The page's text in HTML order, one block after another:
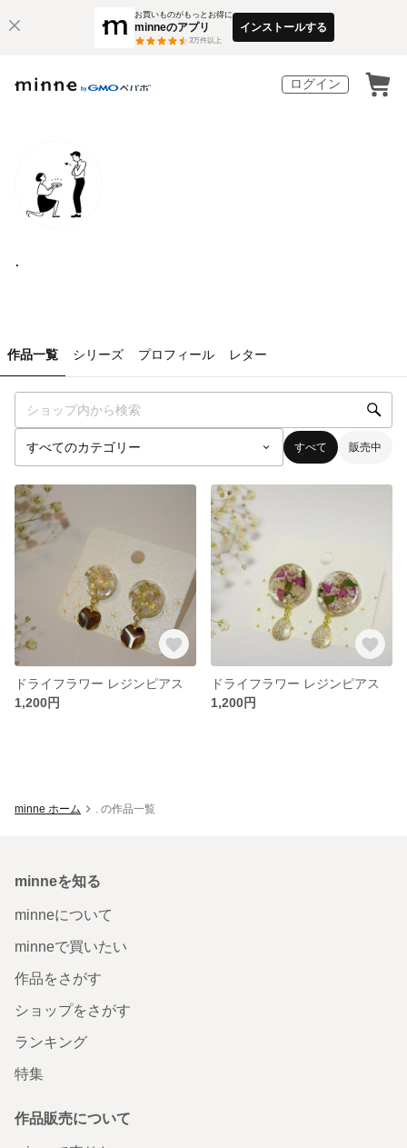
お買いものがもっとお得に
minneのアプリ
3万件以上
インストールする
ログイン
.
作品一覧 シリーズ プロフィール レター
すべて 販売中
ドライフラワー レジンピアス
1,200円
ドライフラワー レジンピアス
1,200円
minne ホーム . の作品一覧
minneを知る
minneについて
minneで買いたい
作品をさがす
ショップをさがす
ランキング
特集
作品販売について